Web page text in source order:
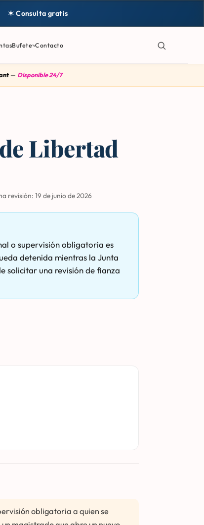
✶ Consulta gratis
Bufete Contacto
— Disponible 24/7
Libertad
revisión: 19 de junio de 2026
o supervisión obligatoria es
detenida mientras la Junta
solicitar una revisión de fianza
obligatoria a quien se